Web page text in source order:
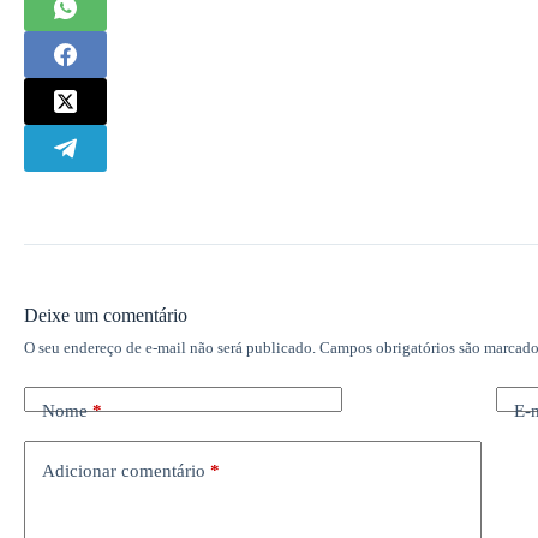
Deixe um comentário
O seu endereço de e-mail não será publicado. Campos obrigatórios são
Nome* E-
Adicionar comentário *